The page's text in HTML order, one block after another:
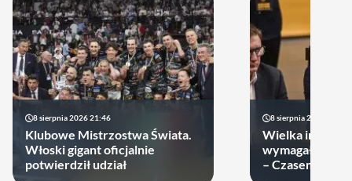
8 sierpnia 2026 21:46
Klubowe Mistrzostwa Świata.
Włoski gigant oficjalnie
potwierdził udział
8 sierpnia 2026 19:22
Wielka impreza
wymagała
– Czasem